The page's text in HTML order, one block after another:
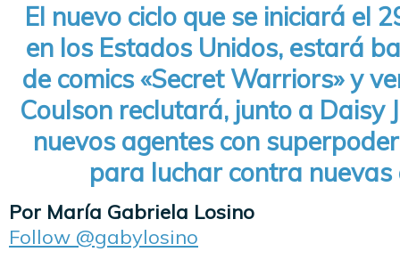
El nuevo ciclo que se iniciará el
en los Estados Unidos, estará
de comics «Secret Warriors» y
Coulson reclutará, junto a Daisy
nuevos agentes con
para luchar contra nuevas
Por María Gabriela Losino
Follow @gabylosino